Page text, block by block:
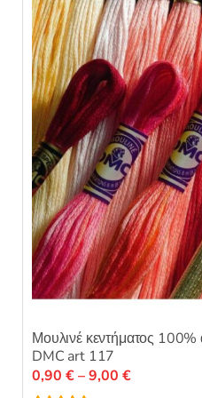
Μουλινέ κεντήματος 100%
DMC art 117
0,90 €–9,00 €Price